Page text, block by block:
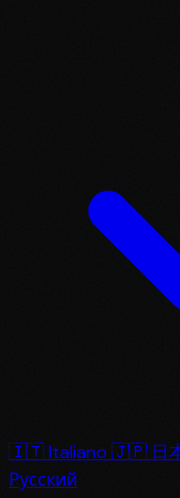
🇮🇹Italiano 🇯🇵 日
Русский